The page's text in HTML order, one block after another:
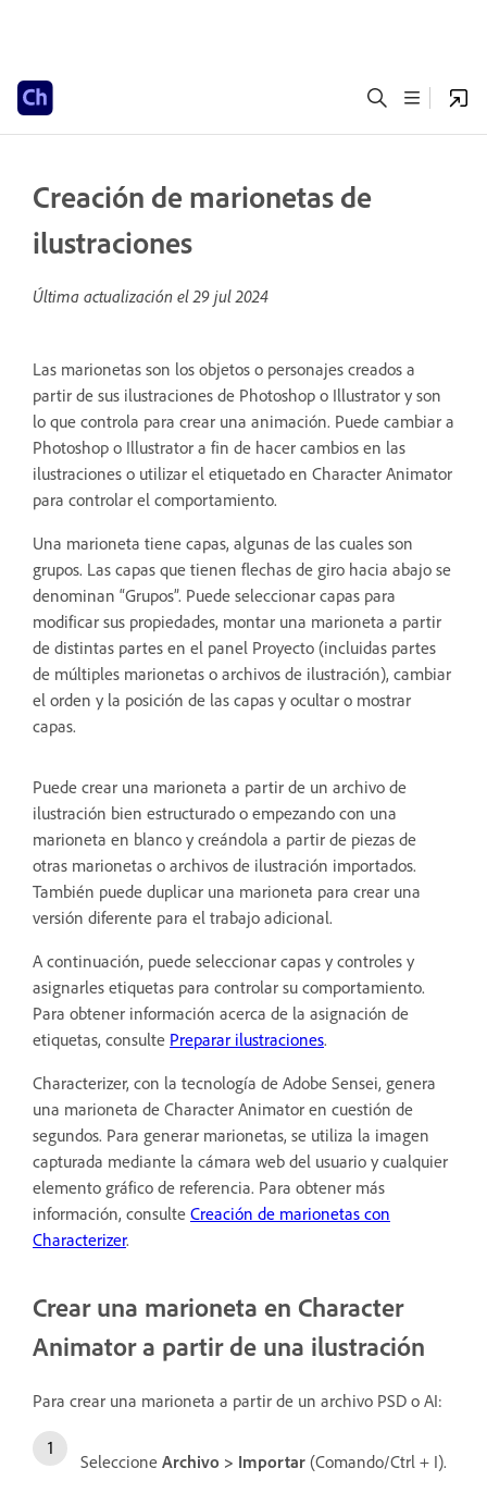
Creación de marionetas de
ilustraciones
Última actualización el29 jul 2024
Las marionetas son los objetos o personajes creados a
partir de sus ilustraciones de Photoshop o Illustrator y son
lo que controla para crear una animación. Puede cambiar a
Photoshop o Illustrator a fin de hacer cambios en las
ilustraciones o utilizar el etiquetado en Character Animator
para controlar el comportamiento.
Una marioneta tiene capas, algunas de las cuales son
grupos. Las capas que tienen flechas de giro hacia abajo se
denominan “Grupos”. Puede seleccionar capas para
modificar sus propiedades, montar una marioneta a partir
de distintas partes en el panel Proyecto (incluidas partes
de múltiples marionetas o archivos de ilustración), cambiar
el orden y la posición de las capas y ocultar o mostrar
capas.
Puede crear una marioneta a partir de un archivo de
ilustración bien estructurado o empezando con una
marioneta en blanco y creándola a partir de piezas de
otras marionetas o archivos de ilustración importados.
También puede duplicar una marioneta para crear una
versión diferente para el trabajo adicional.
A continuación, puede seleccionar capas y controles y
asignarles etiquetas para controlar su comportamiento.
Para obtener información acerca de la asignación de
etiquetas, consulte Preparar ilustraciones.
Characterizer, con la tecnología de Adobe Sensei, genera
una marioneta de Character Animator en cuestión de
segundos. Para generar marionetas, se utiliza la imagen
capturada mediante la cámara web del usuario y cualquier
elemento gráfico de referencia. Para obtener más
información, consulte Creación de marionetas con
Characterizer.
Crear una marioneta en Character
Animator a partir de una ilustración
Para crear una marioneta a partir de un archivo PSD o AI:
Seleccione Archivo > Importar (Comando/Ctrl + I).